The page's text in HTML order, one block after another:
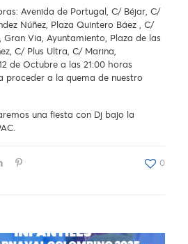
Avenida de Portugal, C/ Béjar, C/
Núñez, Plaza Quintero Báez , C/
Gran Via, Ayuntamiento, Plaza de las
C/ Plus Ultra, C/ Marina,
de Octubre a las 21:00 horas
proceder a la quema de nuestro
una fiesta con Dj bajo la
0